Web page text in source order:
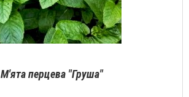
М'ята перцева "Груша"